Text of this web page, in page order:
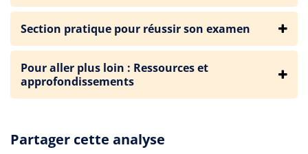
Section pratique pour réussir son examen
Pour aller plus loin : Ressources et
approfondissements
Partager cette analyse